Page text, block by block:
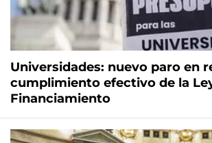
Universidades: nuevo paro en
cumplimiento efectivo de la
Financiamiento